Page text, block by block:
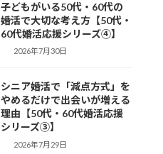
子どもがいる50代・60代の
婚活で大切な考え方【50代・
60代婚活応援シリーズ④】
2026年7月30日
シニア婚活で「減点方式」を
やめるだけで出会いが増える
理由【50代・60代婚活応援
シリーズ③】
2026年7月29日